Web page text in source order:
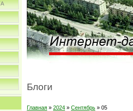
Блоги
Главная » 2024 » Сентябрь » 05